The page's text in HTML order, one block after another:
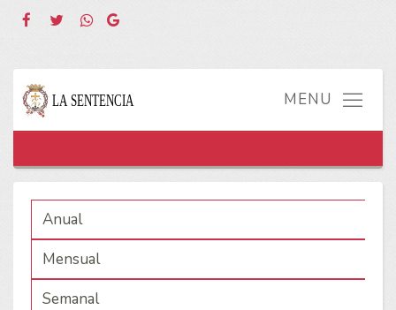
Anual
Mensual
Semanal